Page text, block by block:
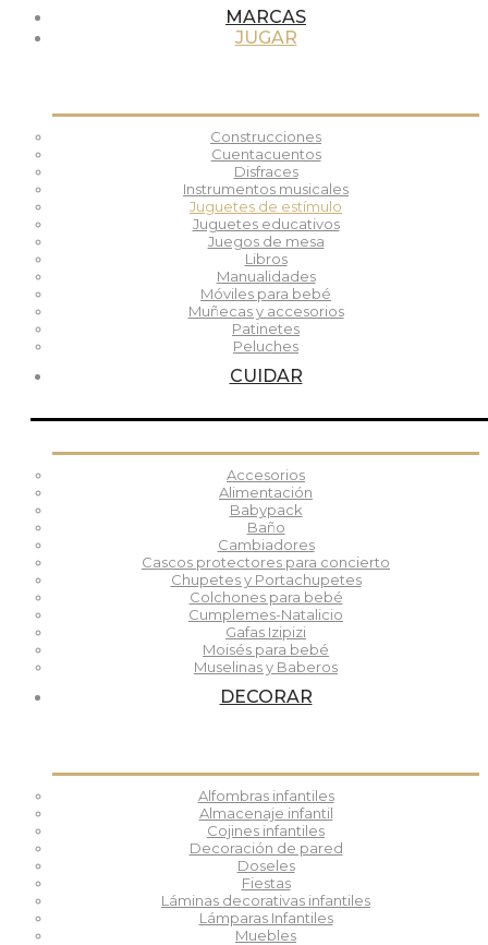
MARCAS
JUGAR
Construcciones
Cuentacuentos
Disfraces
Instrumentos musicales
Juguetes de estímulo
Juguetes educativos
Juegos de mesa
Libros
Manualidades
Móviles para bebé
Muñecas y accesorios
Patinetes
Peluches
CUIDAR
Accesorios
Alimentación
Babypack
Baño
Cambiadores
Cascos protectores para concierto
Chupetes y Portachupetes
Colchones para bebé
Cumplemes-Natalicio
Gafas Izipizi
Moisés para bebé
Muselinas y Baberos
DECORAR
Alfombras infantiles
Almacenaje infantil
Cojines infantiles
Decoración de pared
Doseles
Fiestas
Láminas decorativas infantiles
Lámparas Infantiles
Muebles